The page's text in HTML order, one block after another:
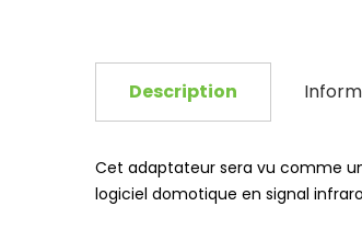
Description
Cet adaptateur sera vu comme
logiciel domotique en signal